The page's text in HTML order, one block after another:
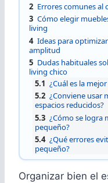
2 Errores comunes al
3 Cómo elegir
living
4 Ideas para
amplitud
5 Dudas habituales
living chico
5.1 ¿Cuál es la
5.2 ¿Conviene usar
espacios reducidos?
5.3 ¿Cómo se logra
pequeño?
5.4 ¿Qué errores
pequeño?
Organizar bien el